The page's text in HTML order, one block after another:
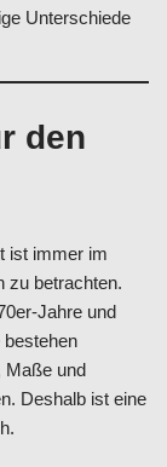
Unterschiede
den
ist immer im
zu betrachten.
Jahre und
bestehen
Maße und
Deshalb ist eine